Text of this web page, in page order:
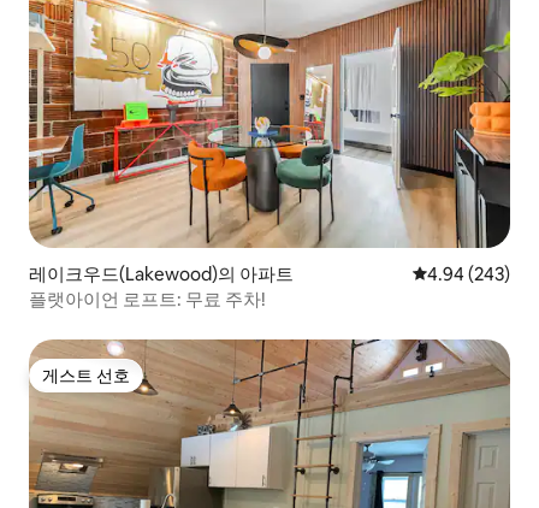
레이크우드(Lakewood)의 아파트 평점 4.94점(5
4.94 (243)
플랫아이언 로프트: 무료 주차!
게스트 선호
게스트 선호